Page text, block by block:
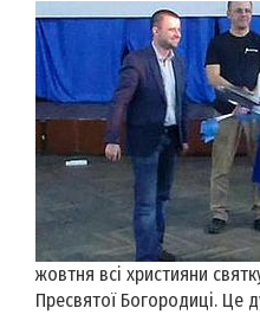
жовтня всі християни
Пресвятої Богородиці. Це